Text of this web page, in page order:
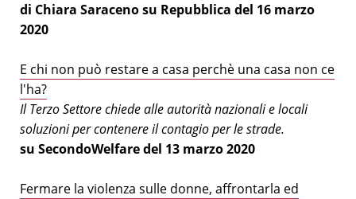
di Chiara Saraceno su Repubblica del 16 marzo
2020
E chi non può restare a casa perchè una casa non ce
l'ha?
Il Terzo Settore chiede alle autorità nazionali e locali
soluzioni per contenere il contagio per le strade.
su SecondoWelfare del 13 marzo 2020
Fermare la violenza sulle donne, affrontarla ed